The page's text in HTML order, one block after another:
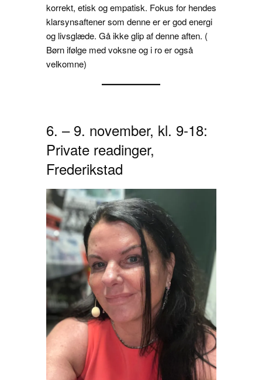
korrekt, etisk og empatisk. Fokus for hendes
klarsynsaftener som denne er er god energi
og livsglæde. Gå ikke glip af denne aften. (
Børn ifølge med voksne og i ro er også
velkomne)
6. – 9. november, kl. 9-18:
Private readinger,
Frederikstad